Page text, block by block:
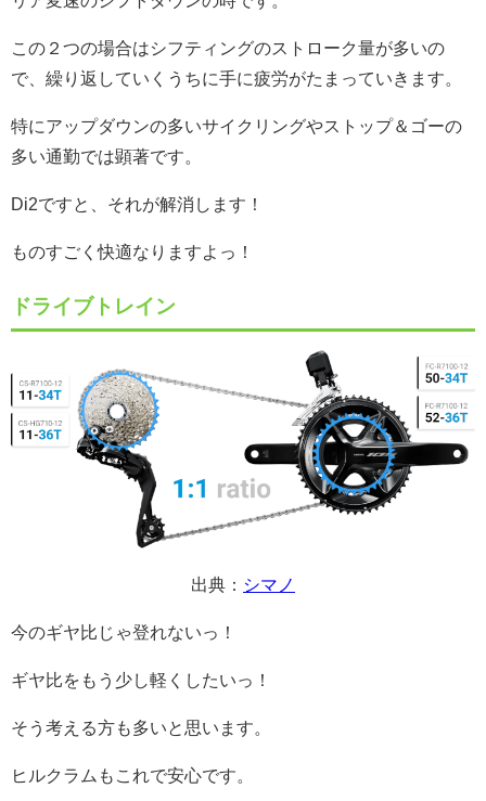
この２つの場合はシフティングのストローク量が多いの
で、繰り返していくうちに手に疲労がたまっていきます。
特にアップダウンの多いサイクリングやストップ＆ゴーの
多い通勤では顕著です。
Di2ですと、それが解消します！
ものすごく快適なりますよっ！
ドライブトレイン
出典： シマノ
今のギヤ比じゃ登れないっ！
ギヤ比をもう少し軽くしたいっ！
そう考える方も多いと思います。
ヒルクラムもこれで安心です。